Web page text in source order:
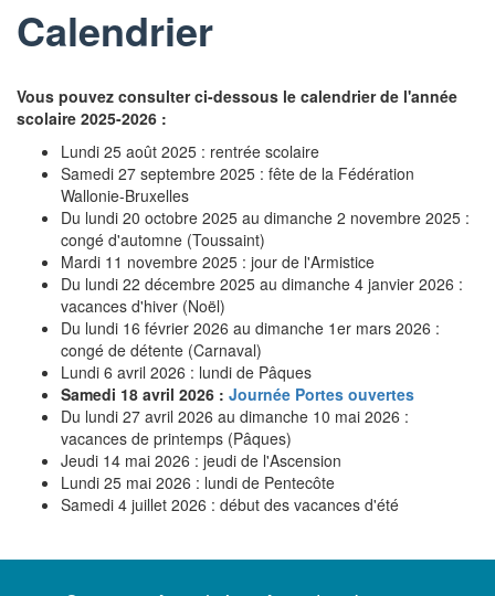
Calendrier
Vous pouvez consulter ci-dessous le calendrier de l'année
scolaire 2025-2026 :
Lundi 25 août 2025 : rentrée scolaire
Samedi 27 septembre 2025 : fête de la Fédération
Wallonie-Bruxelles
Du lundi 20 octobre 2025 au dimanche 2 novembre 2025 :
congé d'automne (Toussaint)
Mardi 11 novembre 2025 : jour de l'Armistice
Du lundi 22 décembre 2025 au dimanche 4 janvier 2026 :
vacances d'hiver (Noël)
Du lundi 16 février 2026 au dimanche 1er mars 2026 :
congé de détente (Carnaval)
Lundi 6 avril 2026 : lundi de Pâques
Samedi 18 avril 2026 : Journée Portes ouvertes
Du lundi 27 avril 2026 au dimanche 10 mai 2026 :
vacances de printemps (Pâques)
Jeudi 14 mai 2026 : jeudi de l'Ascension
Lundi 25 mai 2026 : lundi de Pentecôte
Samedi 4 juillet 2026 : début des vacances d'été